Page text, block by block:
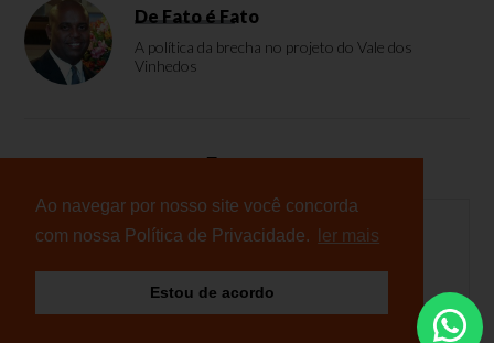
Ao navegar por nosso site você concorda
com nossa Política de Privacidade.
ler mais
Estou de acordo
De Fato é Fato
A política da brecha no projeto do Vale dos
Vinhedos
Enquete